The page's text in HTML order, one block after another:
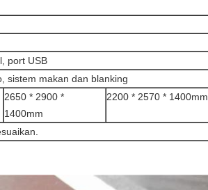
port USB
sistem makan dan blanking
2650 * 2900 *
1400mm
2200 * 2570 * 1400mm